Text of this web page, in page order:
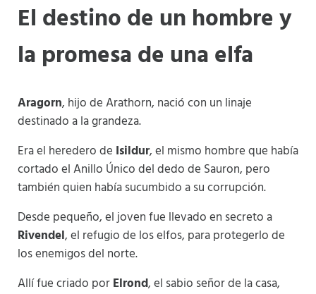
El destino de un hombre y
la promesa de una elfa
Aragorn, hijo de Arathorn, nació con un linaje
destinado a la grandeza.
Era el heredero de Isildur, el mismo hombre que había
cortado el Anillo Único del dedo de Sauron, pero
también quien había sucumbido a su corrupción.
Desde pequeño, el joven fue llevado en secreto a
Rivendel, el refugio de los elfos, para protegerlo de
los enemigos del norte.
Allí fue criado porElrond, el sabio señor de la casa,